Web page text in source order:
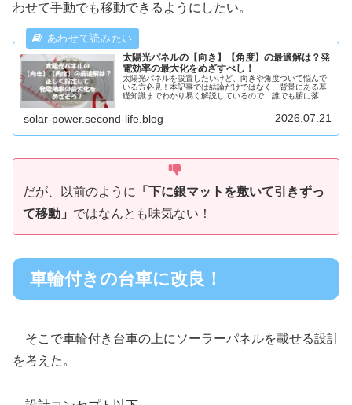
わせて手動でも移動できるようにしたい。
太陽光パネルの【向き】【角度】の最適解は？発
電効率の最大化をめざすべし！
太陽光パネルを設置したいけど、向きや角度ついて悩んで
いる方必見！本記事では結論だけではなく、背景にある基
礎知識までわかり易く解説しているので、誰でも腑に落ち
solar-power.second-life.blog 2026.07.21
だが、以前のように
「下に銀マットを敷いて引きずっ
て移動」 ではなんとも味気ない！
車輪付きの台車に改良！
そこで車輪付き台車の上にソーラーパネルを載せる設計
を考えた。